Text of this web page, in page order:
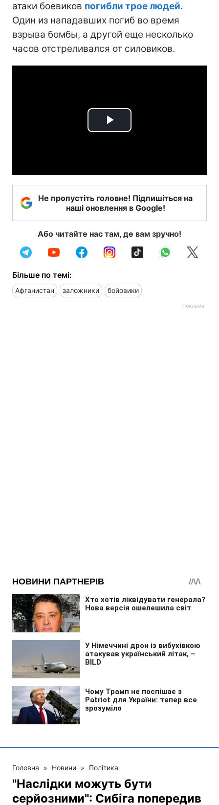
атаки боевиков погибли трое людей.
Один из нападавших погиб во время
взрыва бомбы, а другой еще несколько
часов отстреливался от силовиков.
Play
Не пропустіть головне! Підпишіться на
наші оновлення в Google!
Або читайте нас там, де вам зручно!
Більше по темі:
Афганистан заложники бойовики
Головна » Новини » Політика
"Наслідки можуть бути
серйозними": Сибіга попередив